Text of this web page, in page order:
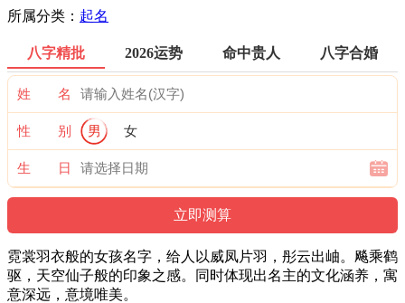
所属分类： 起名
八字精批 2026运势 命中贵人 八字合婚
姓 名
性 别 男 女
生 日
霓裳羽衣般的女孩名字，给人以威凤片羽，彤云出岫。飚乘鹤
驱，天空仙子般的印象之感。同时体现出名主的文化涵养，寓
意深远，意境唯美。